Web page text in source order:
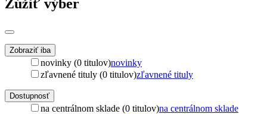
Zúžiť výber
Zobraziť iba
novinky (0 titulov)novinky
zľavnené tituly (0 titulov)zľavnené tituly
Dostupnosť
na centrálnom sklade (0 titulov)na centrálnom sklade